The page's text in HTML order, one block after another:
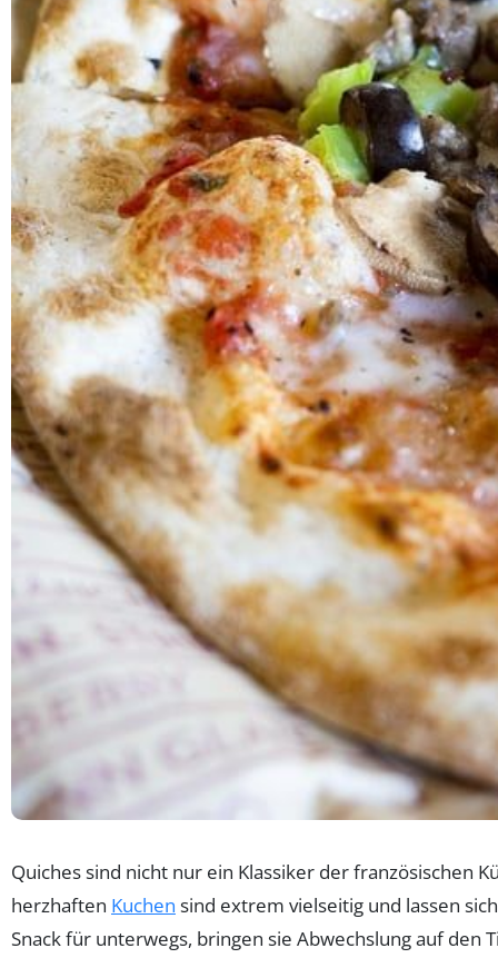
Quiches sind nicht nur ein Klassiker der französischen
herzhaften Kuchen sind extrem vielseitig und lassen
Snack für unterwegs, bringen sie Abwechslung auf den